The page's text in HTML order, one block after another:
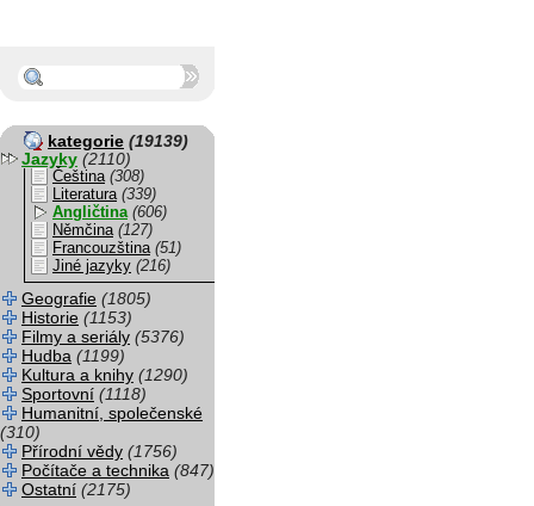
kategorie (19139)
Jazyky (2110)
Čeština (308)
Literatura (339)
Angličtina (606)
Němčina (127)
Francouzština (51)
Jiné jazyky (216)
Geografie (1805)
Historie (1153)
Filmy a seriály (5376)
Hudba (1199)
Kultura a knihy (1290)
Sportovní (1118)
Humanitní, společenské
(310)
Přírodní vědy (1756)
Počítače a technika (847)
Ostatní (2175)